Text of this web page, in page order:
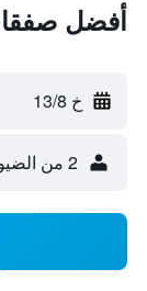
أفضل
خ 13/8
2 من الضيوف، غرفة واحدة